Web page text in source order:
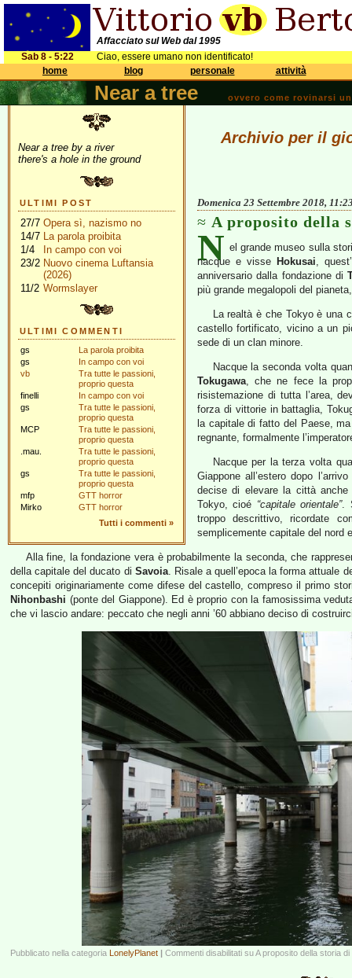
Affacciato sul Web dal 1995
Sab 8 - 5:22
Ciao, essere umano non identificato!
home
blog personale attività
Near a tree ovvero come rovinarsi
Near a tree by a river
there's a hole in the ground
ULTIMI POST
27/7 Opera sì, nazismo no
14/7 La parola proibita
1/4
In campo con voi
23/2 Nuovo cinema Luftansia
(2026)
11/2 Wormslayer
ULTIMI COMMENTI
gs
La parola proibita
gs
In campo con voi
vb
Tra tutte le passioni,
proprio questa
finelli
In campo con voi
gs
Tra tutte le passioni,
proprio questa
MCP
Tra tutte le passioni,
proprio questa
.mau.
Tra tutte le passioni,
proprio questa
gs
Tra tutte le passioni,
proprio questa
mfp
GTT horror
Mirko
GTT horror
Tutti i commenti »
Archivio per il
Domenica 23 Settembre 2018,
A proposito della
N el grande museo sulla
nacque e visse Hokusai,
anniversario dalla fondazione di
più grande megalopoli del
La realtà è che Tokyo è una
castello fortificato, vicino a un
sede di un clan minore.
Nacque la seconda volta
Tokugawa, che ne fece la
risistemazione di tutta l’area,
forza di vittorie in battaglia,
la capitale di fatto del Paese,
regnante, formalmente
Nacque per la terza volta
Giappone all’estero dopo
decise di elevare la città
Tokyo, cioé “capitale orientale”.
troppo descrittivo, ricordate
semplicemente capitale del nord
Alla fine, la fondazione vera è probabilmente la seconda, che
della capitale del ducato di Savoia. Risale a quell’epoca la forma attuale
concepiti originariamente come difese del castello, compreso il primo
Nihonbashi (ponte del Giappone). Ed è proprio con la famosissima
che vi lascio andare: peccato che negli anni ’60 abbiano deciso di
Pubblicato nella categoria LonelyPlanet | Commenti disabilitati su A proposito della storia